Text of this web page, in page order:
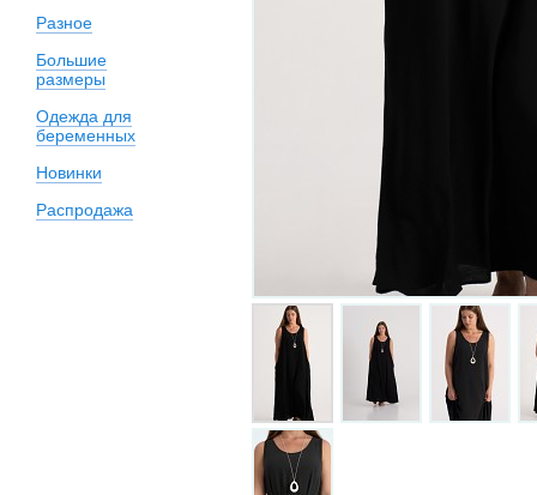
Разное
Большие
размеры
Одежда для
беременных
Новинки
Распродажа